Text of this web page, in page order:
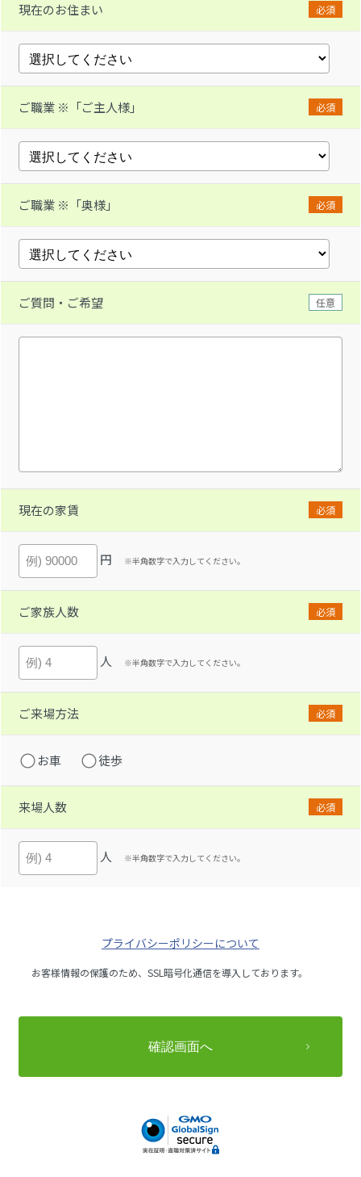
現在のお住まい 必須
ご職業 ※「ご主人様」 必須
ご職業 ※「奥様」 必須
ご質問・ご希望 任意
現在の家賃 必須
円 ※半角数字で入力してください。
ご家族人数 必須
人 ※半角数字で入力してください。
ご来場方法 必須
お車 徒歩
来場人数 必須
人 ※半角数字で入力してください。
プライバシーポリシーについて
お客様情報の保護のため、SSL暗号化通信を導入しております。